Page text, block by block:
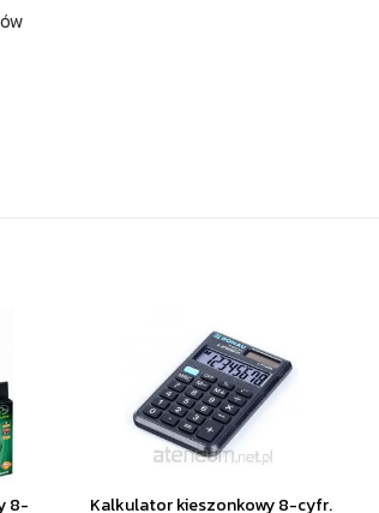
8-
Kalkulator kieszonkowy 8-cyfr.